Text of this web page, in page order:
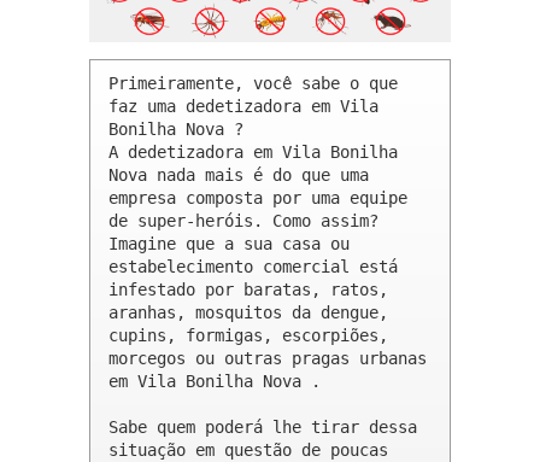
Primeiramente, você sabe o que
faz uma dedetizadora em Vila
Bonilha Nova ?
A dedetizadora em Vila Bonilha
Nova nada mais é do que uma
empresa composta por uma equipe
de super-heróis. Como assim?
Imagine que a sua casa ou
estabelecimento comercial está
infestado por baratas, ratos,
aranhas, mosquitos da dengue,
cupins, formigas, escorpiões,
morcegos ou outras pragas urbanas
em Vila Bonilha Nova .
Sabe quem poderá lhe tirar dessa
situação em questão de poucas